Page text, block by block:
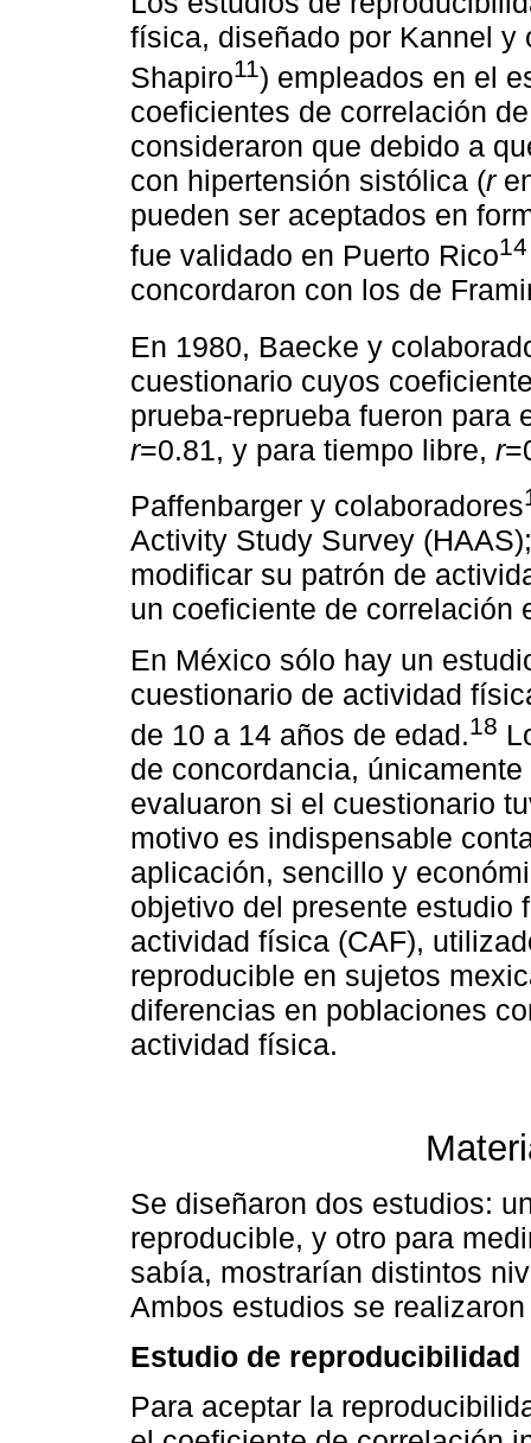
física, diseñado por Kannel y
Shapiro11) empleados en el
coeficientes de correlación
consideraron que debido a
con hipertensión sistólica (r
pueden ser aceptados en
fue validado en Puerto Rico14
concordaron con los de
En 1980, Baecke y
cuestionario cuyos
prueba-reprueba fueron para
r=0.81, y para tiempo libre, r
Paffenbarger y colaboradores
Activity Study Survey
modificar su patrón de
un coeficiente de correlación
En México sólo hay un
cuestionario de actividad
de 10 a 14 años de edad.18
de concordancia,
evaluaron si el cuestionario
motivo es indispensable
aplicación, sencillo y
objetivo del presente estudio
actividad física (CAF),
reproducible en sujetos
diferencias en poblaciones
actividad física.
Se diseñaron dos estudios:
reproducible, y otro para
sabía, mostrarían distintos
Ambos estudios se
Estudio de reproducibilidad
Para aceptar la